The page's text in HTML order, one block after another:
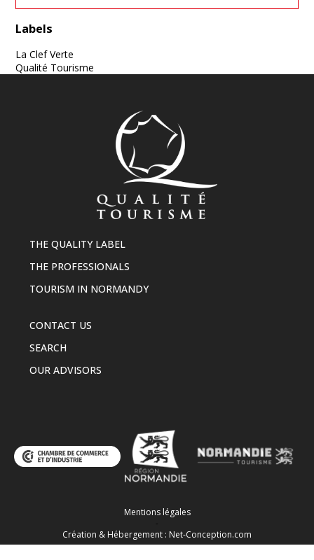
Labels
La Clef Verte
Qualité Tourisme
THE QUALITY LABEL
THE PROFESSIONALS
TOURISM IN NORMANDY
CONTACT US
SEARCH
OUR ADVISORS
Mentions légales
-
Création & Hébergement : Net-Conception.com